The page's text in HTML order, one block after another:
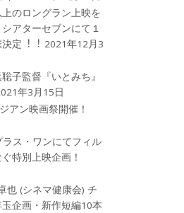
のロングラン上映を
アターセブンにて１
定︕︕ 2021年12月3
子監督『いとみち』
年3月15日
アン映画祭開催！
ス・ワンにてフィル
特別上映企画！
也 (シネマ健康会) チ
企画・新作短編10本